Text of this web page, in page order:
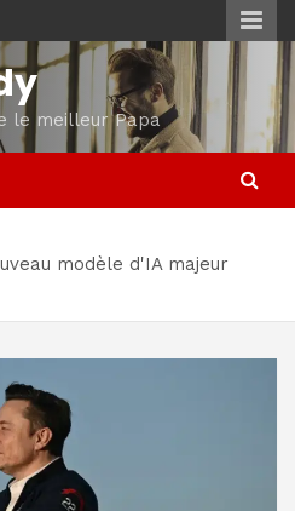
le meilleur Papa
modèle d'IA majeur